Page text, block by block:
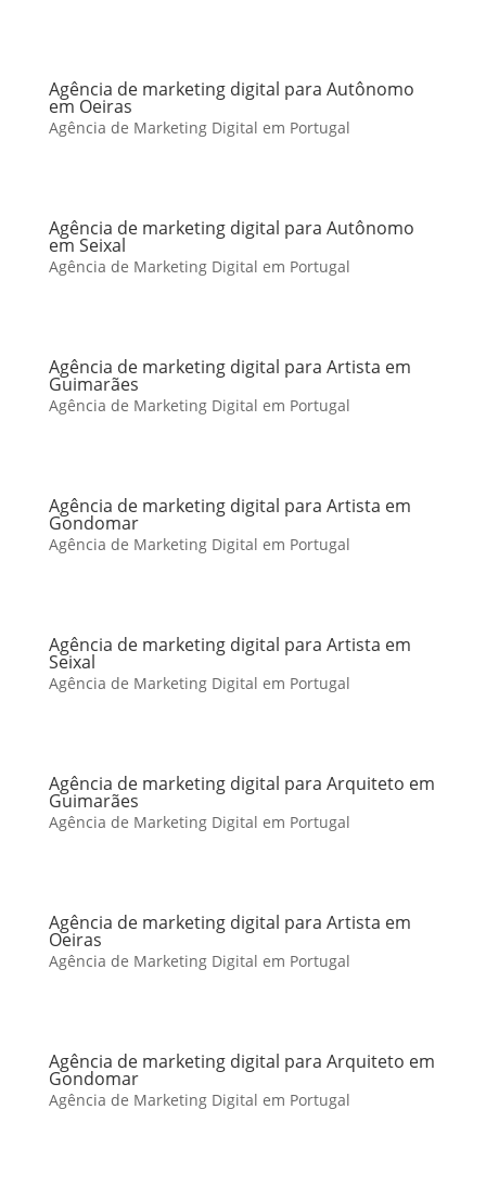
Agência de marketing digital para Autônomo
em Oeiras
Agência de Marketing Digital em Portugal
Agência de marketing digital para Autônomo
em Seixal
Agência de Marketing Digital em Portugal
Agência de marketing digital para Artista em
Guimarães
Agência de Marketing Digital em Portugal
Agência de marketing digital para Artista em
Gondomar
Agência de Marketing Digital em Portugal
Agência de marketing digital para Artista em
Seixal
Agência de Marketing Digital em Portugal
Agência de marketing digital para Arquiteto em
Guimarães
Agência de Marketing Digital em Portugal
Agência de marketing digital para Artista em
Oeiras
Agência de Marketing Digital em Portugal
Agência de marketing digital para Arquiteto em
Gondomar
Agência de Marketing Digital em Portugal